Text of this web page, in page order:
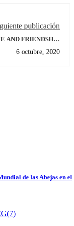
publicación
AND FRIENDSHIP
6 octubre, 2020
de las Abejas en el